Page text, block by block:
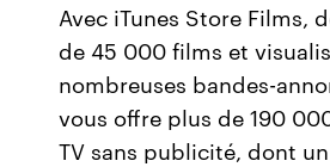
Avec iTunes Store Films,
de 45 000 films et
nombreuses bandes-
vous offre plus de 190
TV sans publicité, dont